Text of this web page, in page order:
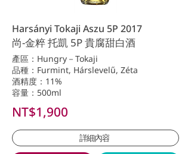
Harsányi Tokaji Aszu 5P 2017
尚-金粹 托凱 5P 貴腐甜白酒
產區：Hungry－Tokaji
品種：Furmint, Hárslevelű, Zéta
酒精度：11%
容量：500ml
NT$1,900
詳細內容